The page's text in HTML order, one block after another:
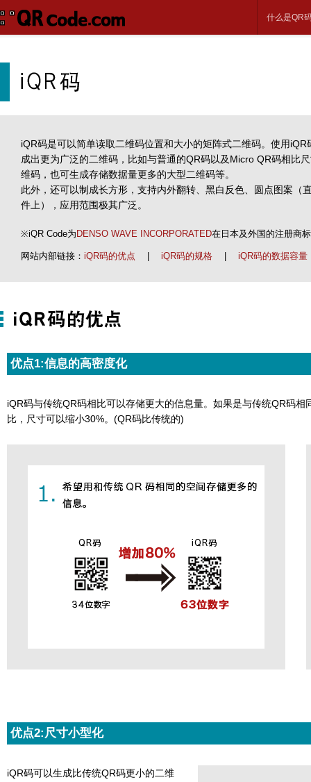
什么是QR
iQR码是可以简单读取二维码位置和大小的矩阵式二维码。使用iQR
成出更为广泛的二维码，比如与普通的QR码以及Micro QR码相比
维码，也可生成存储数据量更多的大型二维码等。
此外，还可以制成长方形，支持内外翻转、黑白反色、圆点图案（
件上），应用范围极其广泛。
※iQR Code为 DENSO WAVE INCORPORATED在日本及外国的注册商标
网站内部链接： iQR码的优点 iQR码的规格 iQR码的数据容量
优点1:信息的高密度化
iQR码与传统QR码相比可以存储更大的信息量。如果是与传统QR码
比，尺寸可以缩小30%。(QR码比传统的)
优点2:尺寸小型化
iQR码可以生成比传统QR码更小的二维